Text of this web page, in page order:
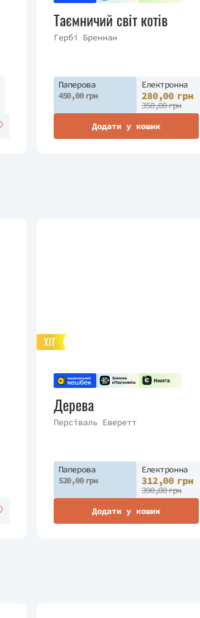
Таємничий світ котів
Гербі Бреннан
Паперова
450,00 грн
Електронна
280,00 грн
350,00 грн
Додати у кошик
ХІТ
Дерева
Персіваль Еверетт
Паперова
520,00 грн
Електронна
312,00 грн
390,00 грн
Додати у кошик